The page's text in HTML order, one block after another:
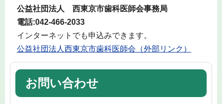
公益社団法人 西東京市歯科医師会事務局
電話:042-466-2033
インターネットでも申込みできます。
公益社団法人西東京市歯科医師会（外部リンク）
お問い合わせ